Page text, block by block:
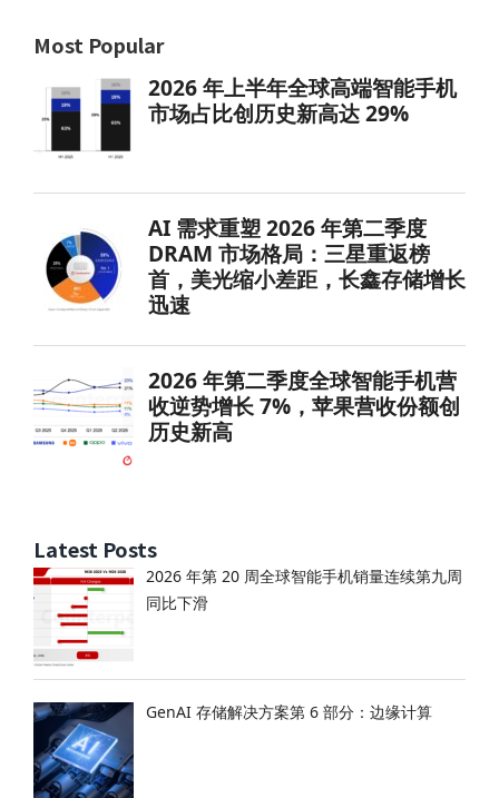
Most Popular
Latest Posts
2026 年第 20 周全球智能手机销量连续第九周
同比下滑
GenAI 存储解决方案第 6 部分：边缘计算